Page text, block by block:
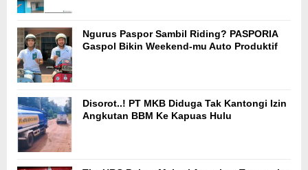
Ngurus Paspor Sambil Riding? PASPORIA
Gaspol Bikin Weekend-mu Auto Produktif
Disorot..! PT MKB Diduga Tak Kantongi Izin
Angkutan BBM Ke Kapuas Hulu